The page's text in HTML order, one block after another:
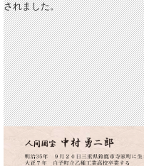
されました。